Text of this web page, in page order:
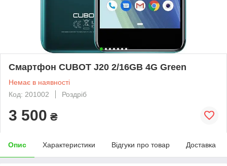
Смартфон CUBOT J20 2/16GB 4G Green
Немає в наявності
Код: 201002
Роздріб
3 500 ₴
Опис Характеристики Відгуки про товар Доставка